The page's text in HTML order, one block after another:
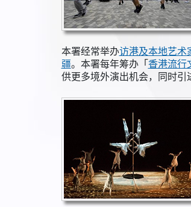
本署经常举办访港及本地艺术
疆。本署每年筹办「 香港流行
供更多境外演出机会，同时